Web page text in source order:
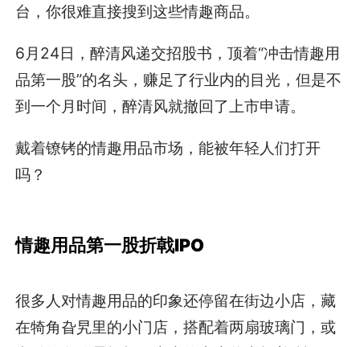
台，你很难直接搜到这些情趣商品。
6月24日，醉清风递交招股书，顶着“冲击情趣用
品第一股”的名头，赚足了行业内的目光，但是不
到一个月时间，醉清风就撤回了上市申请。
戴着镣铐的情趣用品市场，能被年轻人们打开
吗？
情趣用品第一股折戟IPO
很多人对情趣用品的印象还停留在街边小店，藏
在犄角旮旯里的小门店，搭配着两扇玻璃门，或